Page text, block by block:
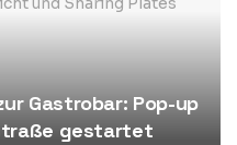
Gastrobar: Pop-up
gestartet